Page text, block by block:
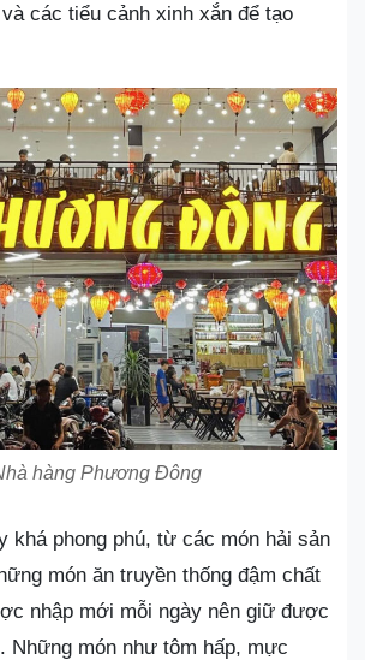
các tiểu cảnh xinh xắn để tạo
hàng Phương Đông
khá phong phú, từ các món hải sản
món ăn truyền thống đậm chất
nhập mới mỗi ngày nên giữ được
Những món như tôm hấp, mực